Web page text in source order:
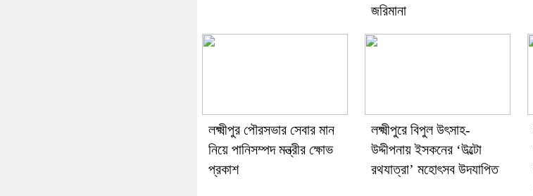
জরিমানা
লক্ষ্মীপুর পৌরসভার সেবার মান
নিয়ে পানিসম্পদ মন্ত্রীর ক্ষোভ
প্রকাশ
লক্ষ্মীপুরে বিপুল উৎসাহ-
উদ্দীপনায় ইসকনের ‘উল্টো
রথযাত্রা’ মহোৎসব উদযাপিত